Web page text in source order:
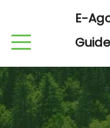
E-
Guide